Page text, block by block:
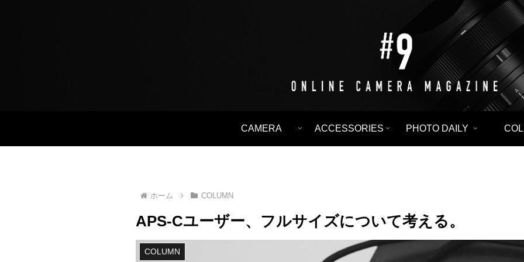
CAMERA ACCESSORIES PHOTO DAILY
ホーム COLUMN
APS-Cユーザー、フルサイズについて考える。
COLUMN